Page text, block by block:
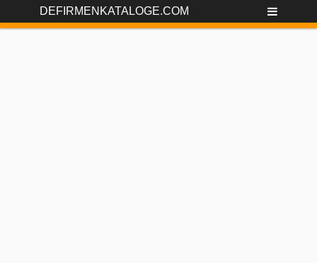
DEFIRMENKATALOGE.COM